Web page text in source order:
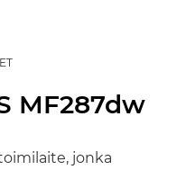
MF287dw
jonka